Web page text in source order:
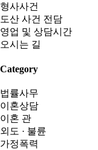
형사사건
도산 사건 전담
영업 및 상담시간
오시는 길
Category
법률사무
이혼상담
이혼 관
외도 · 불륜
가정폭력